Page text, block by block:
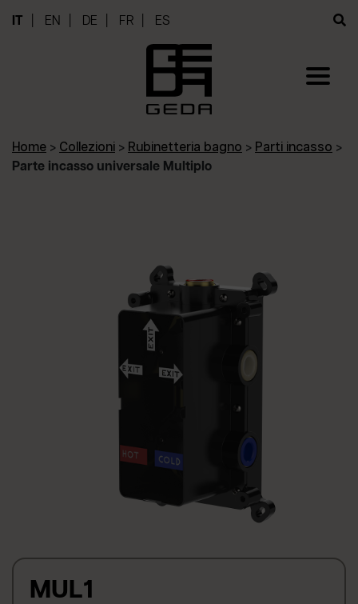
IT EN DE FR ES
Home > Collezioni > Rubinetteria bagno > Parti incasso >
Parte incasso universale Multiplo
MUL1